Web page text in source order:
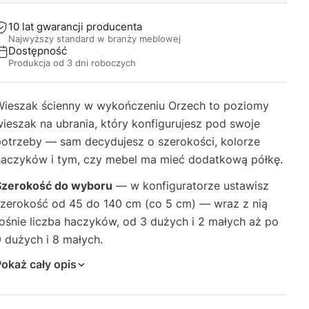
70 cm (5+4)
75 cm (5+4) +96 zł
80 cm (5+4) +110 zł
85 cm (6+5) +130 zł
90 cm (6+5) +146 zł
95 cm (6+5) +160 zł
100 cm (7+6)
10 lat gwarancji producenta
Najwyższy standard w branży meblowej
Dostępność
Produkcja od 3 dni roboczych
ścienny w wykończeniu Orzech to poziomy
na ubrania, który konfigurujesz pod swoje
— sam decydujesz o szerokości, kolorze
i tym, czy mebel ma mieć dodatkową półkę.
do wyboru — w konfiguratorze ustawisz
od 45 do 140 cm (co 5 cm) — wraz z nią
liczba haczyków, od 3 dużych i 2 małych aż po
dużych i 8 małych.
cały opis